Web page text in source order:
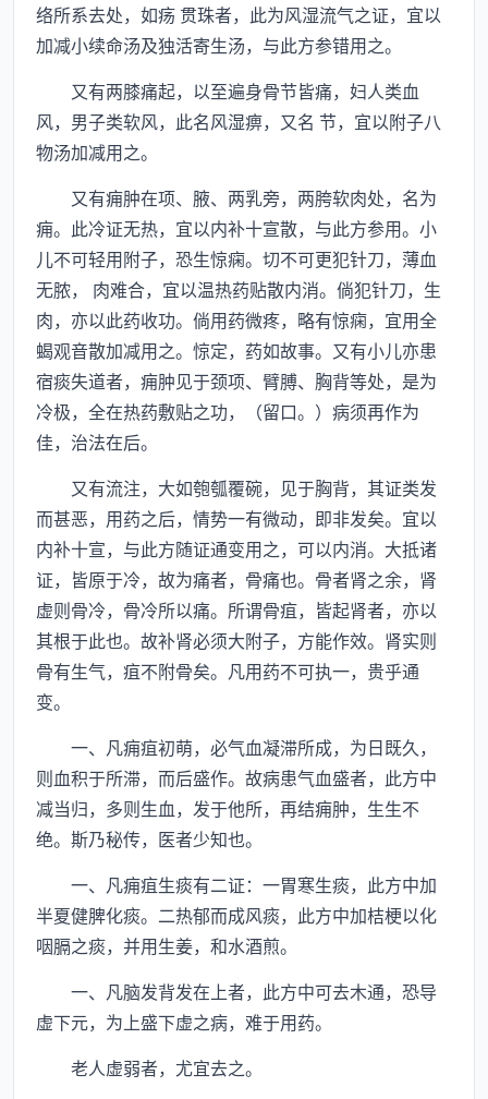
络所系去处，如疡 贯珠者，此为风湿流气之证，宜以
加减小续命汤及独活寄生汤，与此方参错用之。
又有两膝痛起，以至遍身骨节皆痛，妇人类血
风，男子类软风，此名风湿痹，又名 节，宜以附子八
物汤加减用之。
又有痈肿在项、腋、两乳旁，两胯软肉处，名为
痈。此冷证无热，宜以内补十宣散，与此方参用。小
儿不可轻用附子，恐生惊痫。切不可更犯针刀，薄血
无脓， 肉难合，宜以温热药贴散内消。倘犯针刀，生
肉，亦以此药收功。倘用药微疼，略有惊痫，宜用全
蝎观音散加减用之。惊定，药如故事。又有小儿亦患
宿痰失道者，痈肿见于颈项、臂膊、胸背等处，是为
冷极，全在热药敷贴之功，（留口。）病须再作为
佳，治法在后。
又有流注，大如匏瓠覆碗，见于胸背，其证类发
而甚恶，用药之后，情势一有微动，即非发矣。宜以
内补十宣，与此方随证通变用之，可以内消。大抵诸
证，皆原于冷，故为痛者，骨痛也。骨者肾之余，肾
虚则骨冷，骨冷所以痛。所谓骨疽，皆起肾者，亦以
其根于此也。故补肾必须大附子，方能作效。肾实则
骨有生气，疽不附骨矣。凡用药不可执一，贵乎通
变。
一、凡痈疽初萌，必气血凝滞所成，为日既久，
则血积于所滞，而后盛作。故病患气血盛者，此方中
减当归，多则生血，发于他所，再结痈肿，生生不
绝。斯乃秘传，医者少知也。
一、凡痈疽生痰有二证：一胃寒生痰，此方中加
半夏健脾化痰。二热郁而成风痰，此方中加桔梗以化
咽膈之痰，并用生姜，和水酒煎。
一、凡脑发背发在上者，此方中可去木通，恐导
虚下元，为上盛下虚之病，难于用药。
老人虚弱者，尤宜去之。